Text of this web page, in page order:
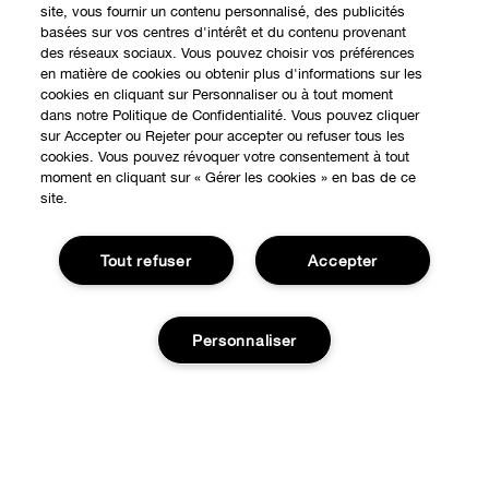
EXPÉRIENCE EN LIGNE
Offres Spéciales
Programme de Fidélité
À PROPOS
site, vous fournir un contenu personnalisé, des publicités
basées sur vos centres d'intérêt et du contenu provenant
des réseaux sociaux. Vous pouvez choisir vos préférences
en matière de cookies ou obtenir plus d'informations sur les
cookies en cliquant sur Personnaliser ou à tout moment
dans notre Politique de Confidentialité. Vous pouvez cliquer
sur Accepter ou Rejeter pour accepter ou refuser tous les
cookies. Vous pouvez révoquer votre consentement à tout
moment en cliquant sur « Gérer les cookies » en bas de ce
site.
Accepter
Tout refuser
Personnaliser